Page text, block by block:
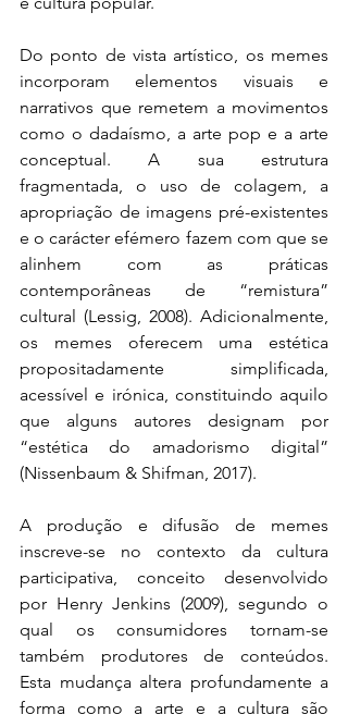
Do ponto de vista artístico, os memes
incorporam elementos visuais e
narrativos que remetem a movimentos
como o dadaísmo, a arte pop e a arte
conceptual. A sua estrutura
fragmentada, o uso de colagem, a
apropriação de imagens pré-existentes
e o carácter efémero fazem com que se
alinhem com as práticas
contemporâneas de “remistura”
cultural (Lessig, 2008). Adicionalmente,
os memes oferecem uma estética
propositadamente simplificada,
acessível e irónica, constituindo aquilo
que alguns autores designam por
“estética do amadorismo digital”
(Nissenbaum & Shifman, 2017).
A produção e difusão de memes
inscreve-se no contexto da cultura
participativa, conceito desenvolvido
por Henry Jenkins (2009), segundo o
qual os consumidores tornam-se
também produtores de conteúdos.
Esta mudança altera profundamente a
forma como a arte e a cultura são